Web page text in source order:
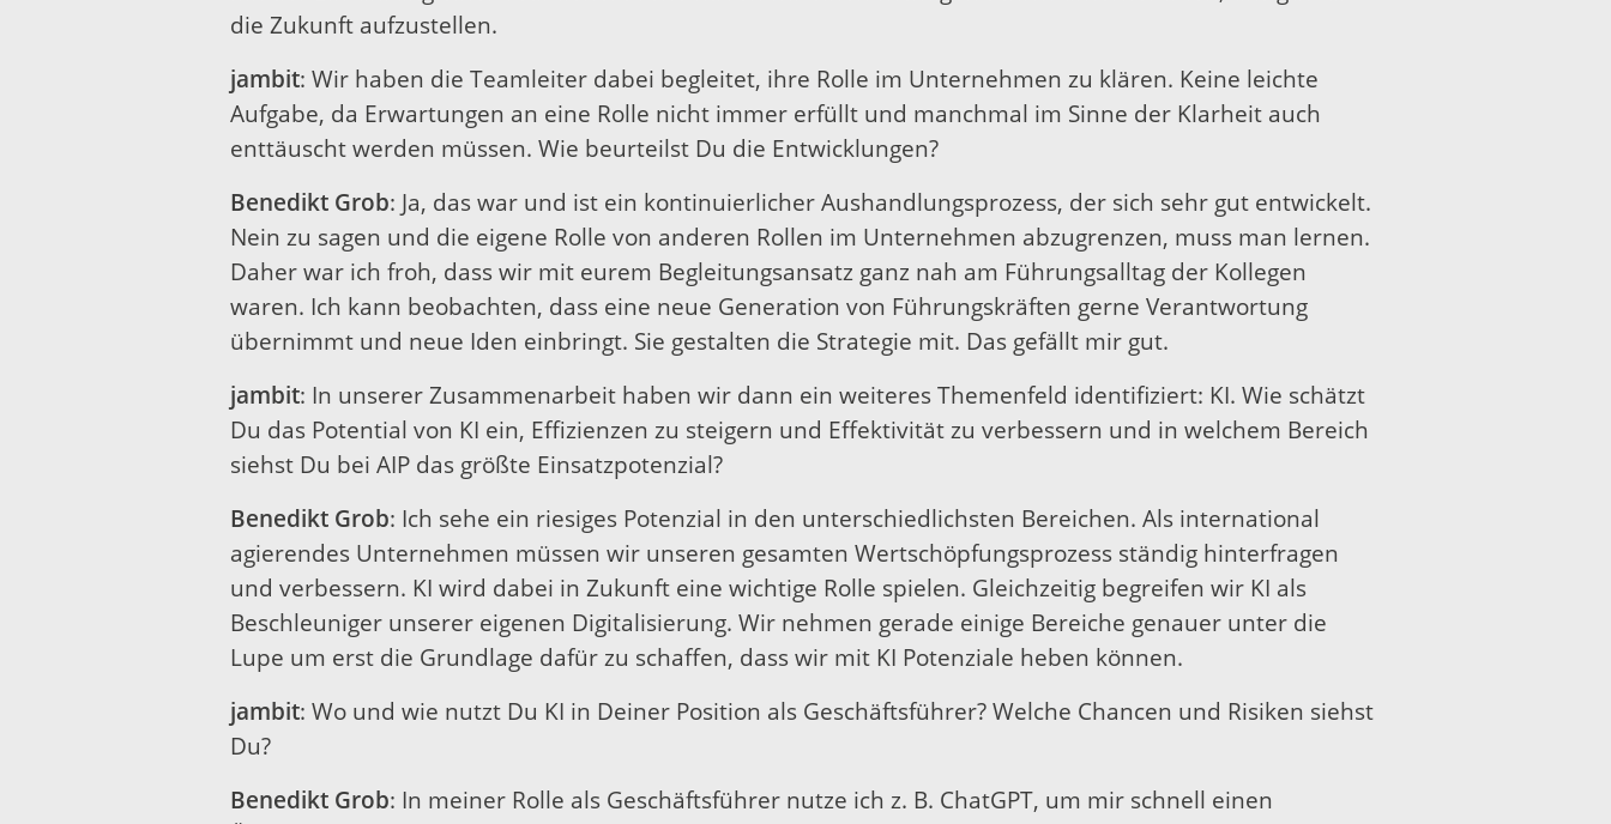
die Zukunft aufzustellen.
jambit: Wir haben die Teamleiter dabei begleitet, ihre Rolle im Unternehmen zu klären. Keine leichte
Aufgabe, da Erwartungen an eine Rolle nicht immer erfüllt und manchmal im Sinne der Klarheit auch
enttäuscht werden müssen. Wie beurteilst Du die Entwicklungen?
Benedikt Grob: Ja, das war und ist ein kontinuierlicher Aushandlungsprozess, der sich sehr gut entwickelt.
Nein zu sagen und die eigene Rolle von anderen Rollen im Unternehmen abzugrenzen, muss man lernen.
Daher war ich froh, dass wir mit eurem Begleitungsansatz ganz nah am Führungsalltag der Kollegen
waren. Ich kann beobachten, dass eine neue Generation von Führungskräften gerne Verantwortung
übernimmt und neue Iden einbringt. Sie gestalten die Strategie mit. Das gefällt mir gut.
jambit: In unserer Zusammenarbeit haben wir dann ein weiteres Themenfeld identifiziert: KI. Wie schätzt
Du das Potential von KI ein, Effizienzen zu steigern und Effektivität zu verbessern und in welchem Bereich
siehst Du bei AIP das größte Einsatzpotenzial?
Benedikt Grob: Ich sehe ein riesiges Potenzial in den unterschiedlichsten Bereichen. Als international
agierendes Unternehmen müssen wir unseren gesamten Wertschöpfungsprozess ständig hinterfragen
und verbessern. KI wird dabei in Zukunft eine wichtige Rolle spielen. Gleichzeitig begreifen wir KI als
Beschleuniger unserer eigenen Digitalisierung. Wir nehmen gerade einige Bereiche genauer unter die
Lupe um erst die Grundlage dafür zu schaffen, dass wir mit KI Potenziale heben können.
jambit: Wo und wie nutzt Du KI in Deiner Position als Geschäftsführer? Welche Chancen und Risiken siehst
Du?
Benedikt Grob: In meiner Rolle als Geschäftsführer nutze ich z. B. ChatGPT, um mir schnell einen